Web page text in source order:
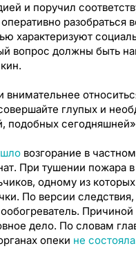
и поручил
разобраться
характеризуют
вопрос должны быть
внимательнее
глупых и
подобных
возгорание в
При тушении пожара
одному из
По версии следствия,
Причиной
дело. По словам
опеки не состояла